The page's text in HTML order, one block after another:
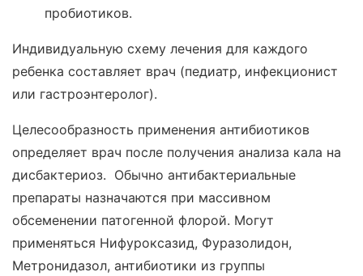
пробиотиков.
Индивидуальную схему лечения для каждого
ребенка составляет врач (педиатр, инфекционист
или гастроэнтеролог).
Целесообразность применения антибиотиков
определяет врач после получения анализа кала на
дисбактериоз. Обычно антибактериальные
препараты назначаются при массивном
обсеменении патогенной флорой. Могут
применяться Нифуроксазид, Фуразолидон,
Метронидазол, антибиотики из группы